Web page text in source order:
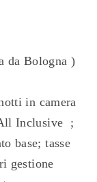
da Bologna )
in camera
Inclusive ;
base; tasse
gestione